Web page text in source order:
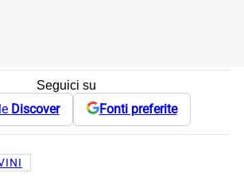
Seguici su
Discover Fonti preferite